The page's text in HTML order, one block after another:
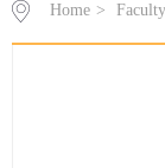
Home > Faculty